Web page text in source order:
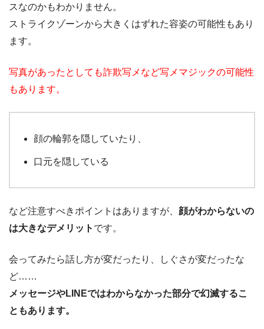
スなのかもわかりません。
ストライクゾーンから大きくはずれた容姿の可能性もあり
ます。
写真があったとしても詐欺写メなど写メマジックの可能性
もあります。
顔の輪郭を隠していたり、
口元を隠している
など注意すべきポイントはありますが、 顔がわからないの
は大きなデメリット です。
会ってみたら話し方が変だったり、しぐさが変だったな
ど……
メッセージやLINEではわからなかった部分で幻滅するこ
ともあります。